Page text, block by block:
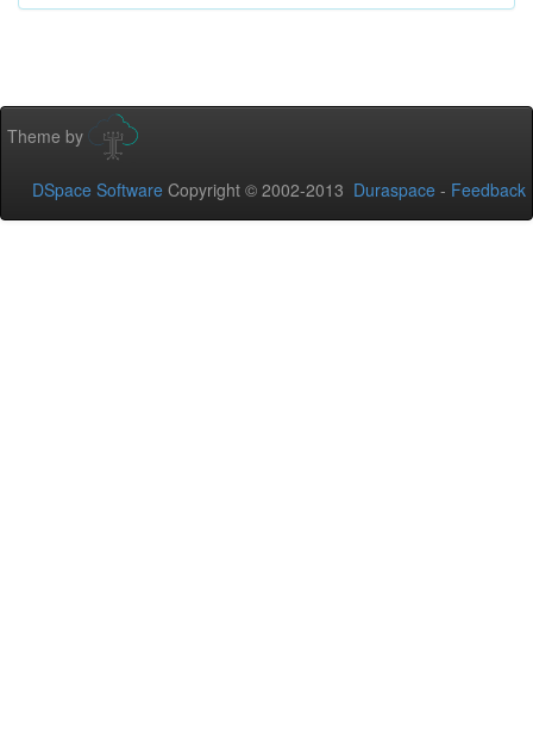
Theme by
DSpace Software Copyright © 2002-2013 Duraspace - Feedback